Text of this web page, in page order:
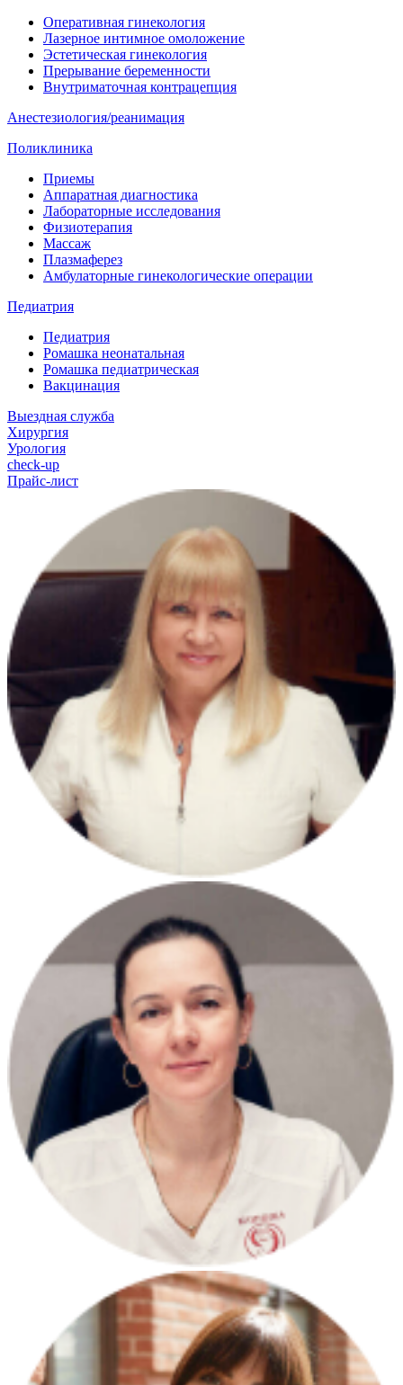
Оперативная гинекология
Лазерное интимное омоложение
Эстетическая гинекология
Прерывание беременности
Внутриматочная контрацепция
Анестезиология/реанимация
Поликлиника
Приемы
Аппаратная диагностика
Лабораторные исследования
Физиотерапия
Массаж
Плазмаферез
Амбулаторные гинекологические операции
Педиатрия
Педиатрия
Ромашка неонатальная
Ромашка педиатрическая
Вакцинация
Выездная служба
Хирургия
Урология
check-up
Прайс-лист